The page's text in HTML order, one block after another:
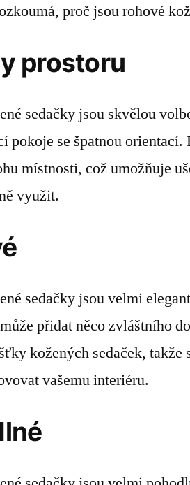
proč jsou rohové
prostoru
sedačky jsou skvělou
pokoje se špatnou
místnosti, což umožňuje
využit.
sedačky jsou velmi
přidat něco zvláštního
kožených sedaček, takže
vašemu interiéru.